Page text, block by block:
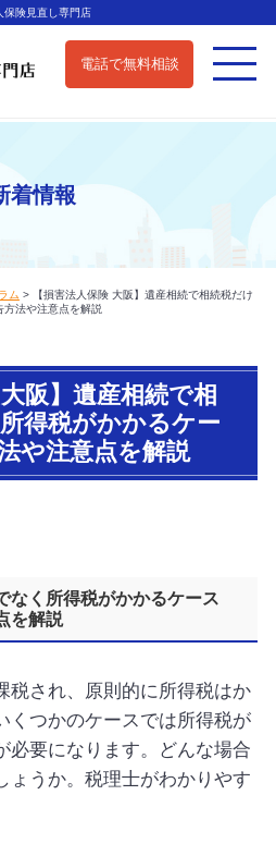
保険見直し専門店
電話で無料相談
着情報
ム >
【損害法人保険 大阪】遺産相続で相続税だけ
法や注意点を解説
阪】遺産相続で相
得税がかかるケー
や注意点を解説
なく所得税がかかるケース
を解説
税され、原則的に所得税はか
くつかのケースでは所得税が
必要になります。どんな場合
ょうか。税理士がわかりやす